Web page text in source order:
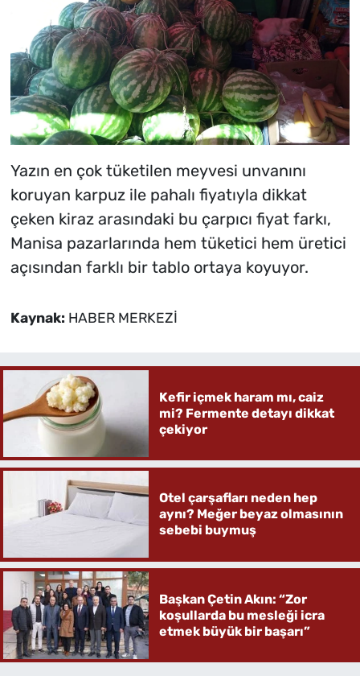
Yazın en çok tüketilen meyvesi unvanını
koruyan karpuz ile pahalı fiyatıyla dikkat
çeken kiraz arasındaki bu çarpıcı fiyat farkı,
Manisa pazarlarında hem tüketici hem üretici
açısından farklı bir tablo ortaya koyuyor.
Kaynak: HABER MERKEZİ
Kefir içmek haram mı, caiz
mi? Fermente detayı dikkat
çekiyor
Otel çarşafları neden hep
aynı? Meğer beyaz olmasının
sebebi buymuş
Başkan Çetin Akın: “Zor
koşullarda bu mesleği icra
etmek büyük bir başarı”